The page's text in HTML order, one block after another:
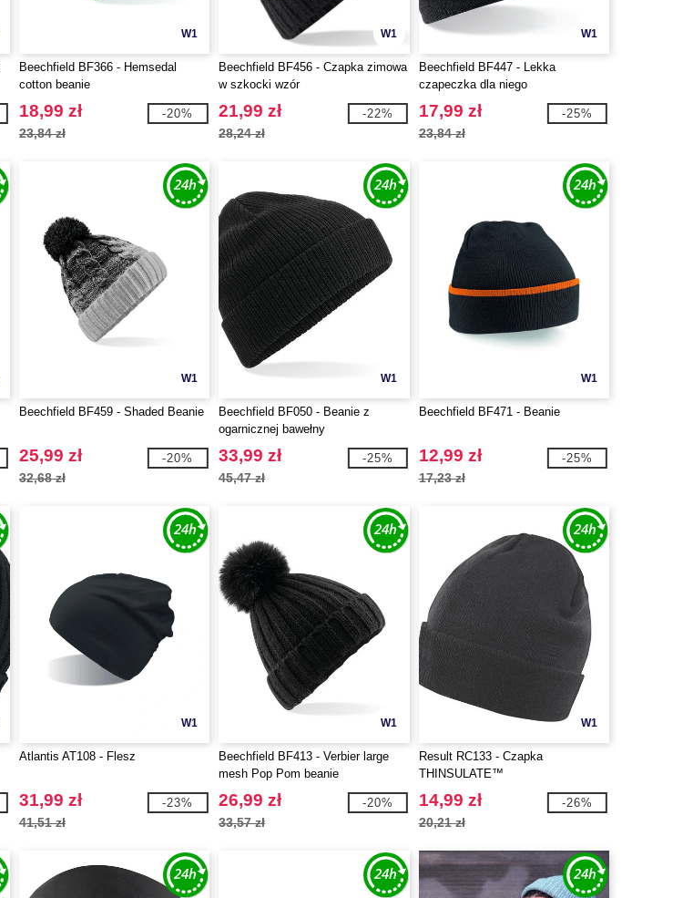
W1
Beechfield BF366 - Hemsedal
cotton beanie
18,99 zł
23,84 zł
-20%
W1
Beechfield BF456 - Czapka zimowa
w szkocki wzór
21,99 zł
28,24 zł
-22%
W1
Beechfield BF447 - Lekka
czapeczka dla niego
17,99 zł
23,84 zł
-25%
W1
Beechfield BF459 - Shaded Beanie
25,99 zł
32,68 zł
-20%
W1
Beechfield BF050 - Beanie z
ogarnicznej bawełny
33,99 zł
45,47 zł
-25%
W1
Beechfield BF471 - Beanie
12,99 zł
17,23 zł
-25%
W1
Atlantis AT108 - Flesz
31,99 zł
41,51 zł
-23%
W1
Beechfield BF413 - Verbier large
mesh Pop Pom beanie
26,99 zł
33,57 zł
-20%
W1
Result RC133 - Czapka
THINSULATE™
14,99 zł
20,21 zł
-26%